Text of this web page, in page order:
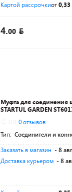
Картой рассрочкиот0,33
4.00
Муфта для соединения
STARTUL GARDEN
0 отзывов
Тип: Соединители и
Заказать в магазин - 8
Доставка курьером - 8